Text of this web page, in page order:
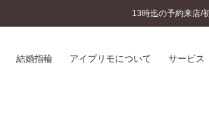
13時迄の予約来店/
結婚指輪 アイプリモについて サービス